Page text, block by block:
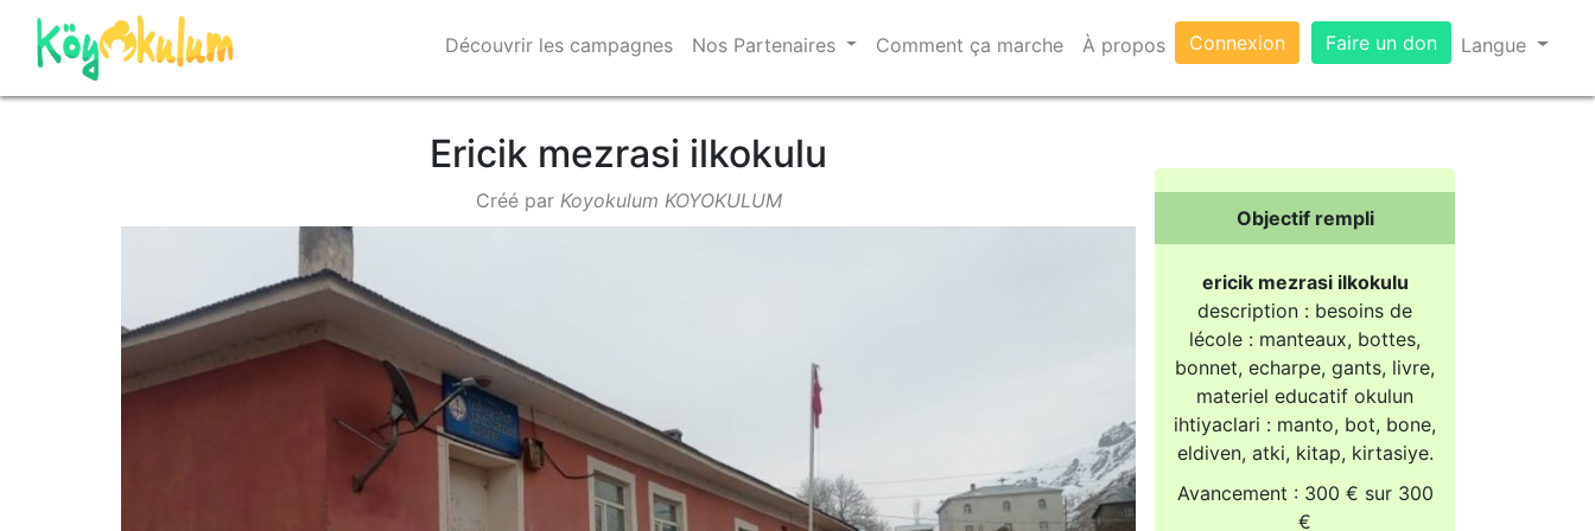
Découvrir les campagnes Nos Partenaires Comment ça marche À propos Connexion Faire un don Langue
Ericik mezrasi ilkokulu
Créé par Koyokulum KOYOKULUM
Objectif rempli
ericik mezrasi ilkokulu
description : besoins de
lécole : manteaux, bottes,
bonnet, echarpe, gants, livre,
materiel educatif okulun
ihtiyaclari : manto, bot, bone,
eldiven, atki, kitap, kirtasiye.
Avancement : 300 € sur 300
€